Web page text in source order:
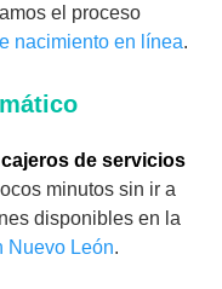
el proceso
nacimiento en línea.
de servicios
minutos sin ir a
disponibles en la
Nuevo León.